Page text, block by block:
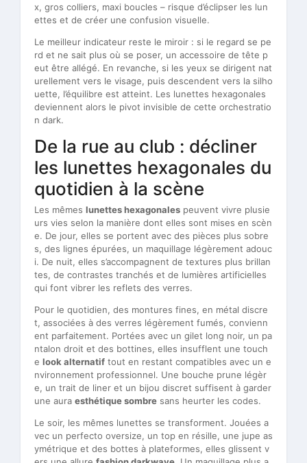
x, gros colliers, maxi boucles – risque d’éclipser les lun
ettes et de créer une confusion visuelle.
Le meilleur indicateur reste le miroir : si le regard se pe
rd et ne sait plus où se poser, un accessoire de tête p
eut être allégé. En revanche, si les yeux se dirigent nat
urellement vers le visage, puis descendent vers la silho
uette, l’équilibre est atteint. Les lunettes hexagonales
deviennent alors le pivot invisible de cette orchestratio
n dark.
De la rue au club : décliner
les lunettes hexagonales du
quotidien à la scène
Les mêmes lunettes hexagonales peuvent vivre plusie
urs vies selon la manière dont elles sont mises en scèn
e. De jour, elles se portent avec des pièces plus sobre
s, des lignes épurées, un maquillage légèrement adouc
i. De nuit, elles s’accompagnent de textures plus brillan
tes, de contrastes tranchés et de lumières artificielles
qui font vibrer les reflets des verres.
Pour le quotidien, des montures fines, en métal discre
t, associées à des verres légèrement fumés, convienn
ent parfaitement. Portées avec un gilet long noir, un pa
ntalon droit et des bottines, elles insufflent une touch
e look alternatif tout en restant compatibles avec un e
nvironnement professionnel. Une bouche prune légèr
e, un trait de liner et un bijou discret suffisent à garder
une aura esthétique sombre sans heurter les codes.
Le soir, les mêmes lunettes se transforment. Jouées a
vec un perfecto oversize, un top en résille, une jupe as
ymétrique et des bottes à plateformes, elles glissent v